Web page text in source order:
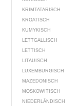
KRIMTATARISCH
KROATISCH
KUMYKISCH
LETTGALLISCH
LETTISCH
LITAUISCH
LUXEMBURGISCH
MAZEDONISCH
MOSKOWITISCH
NIEDERLÄNDISCH